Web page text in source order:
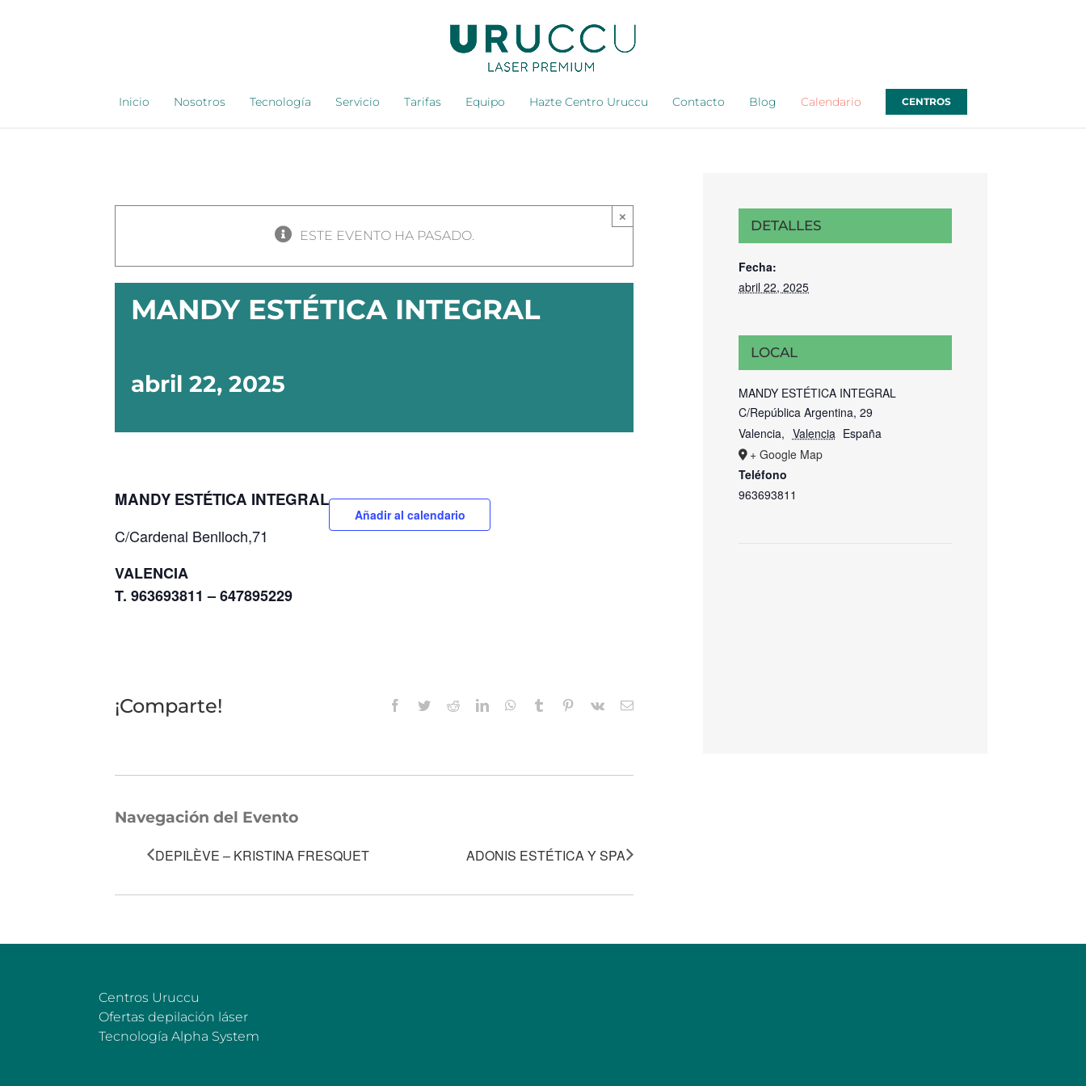
Inicio Nosotros Tecnología Servicio Tarifas Equipo Hazte Centro Uruccu Contacto Blog Calendario CENTROS
×
ESTE EVENTO HA PASADO.
MANDY ESTÉTICA INTEGRAL
abril 22, 2025
MANDY ESTÉTICA INTEGRAL
C/Cardenal Benlloch,71
VALENCIA
T. 963693811 – 647895229
Añadir al calendario
¡Comparte! Facebook
TwitterRedditLinkedInWhatsApp
Tumblr Pinterest
Vk
Correo
Navegación del Evento
DEPILÈVE – KRISTINA FRESQUET ADONIS ESTÉTICA Y SPA
DETALLES
Fecha:
abril 22, 2025
LOCAL
MANDY ESTÉTICA INTEGRAL
C/República Argentina, 29
Valencia, Valencia España
+ Google Map
Teléfono
963693811
Centros Uruccu
Ofertas depilación láser
Tecnología Alpha System